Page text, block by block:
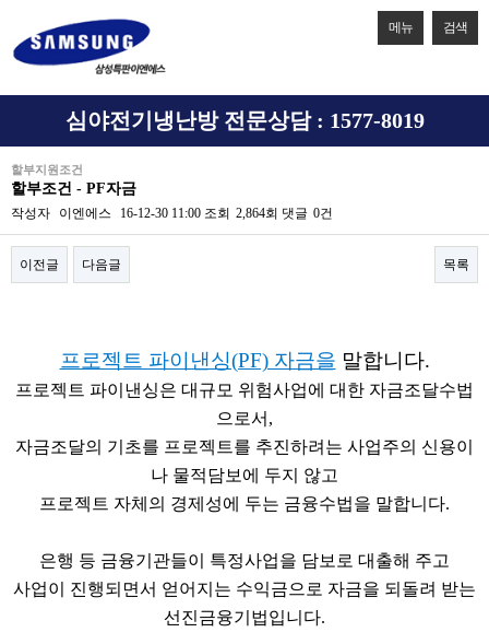
메뉴 검색
심야전기냉난방 전문상담 : 1577-8019
할부지원조건
할부조건 - PF자금
작성자 이엔에스 16-12-30 11:00 조회 2,864회 댓글 0건
이전글 다음글 목록
프로젝트 파이낸싱(PF) 자금을 말합니다.
프로젝트 파이낸싱은 대규모 위험사업에 대한 자금조달수법
으로서,
자금조달의 기초를 프로젝트를 추진하려는 사업주의 신용이
나 물적담보에 두지 않고
프로젝트 자체의 경제성에 두는 금융수법을 말합니다.
은행 등 금융기관들이 특정사업을 담보로 대출해 주고
사업이 진행되면서 얻어지는 수익금으로 자금을 되돌려 받는
선진금융기법입니다.